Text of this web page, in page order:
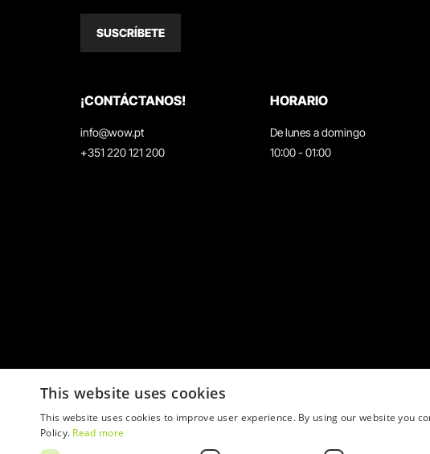
SUSCRÍBETE
¡CONTÁCTANOS!
info@wow.pt
+351 220 121 200
HORARIO
De lunes a domingo
10:00 - 01:00
This website uses cookies
This website uses cookies to improve user experience. By using our website you
Policy. Read more